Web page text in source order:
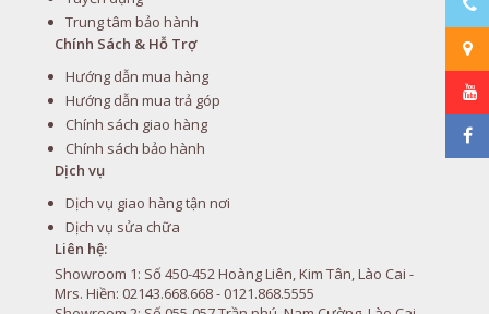
Trung tâm bảo hành
Chính Sách & Hỗ Trợ
Hướng dẫn mua hàng
Hướng dẫn mua trả góp
Chính sách giao hàng
Chính sách bảo hành
Dịch vụ
Dịch vụ giao hàng tận nơi
Dịch vụ sửa chữa
Liên hệ:
Showroom 1: Số 450-452 Hoàng Liên, Kim Tân, Lào Cai -
Mrs. Hiền: 02143.668.668 - 0121.868.5555